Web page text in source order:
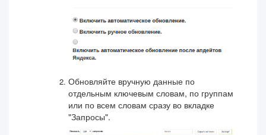
Обновляйте вручную данные по
отдельным ключевым словам, по группам
или по всем словам сразу во вкладке
"Запросы".